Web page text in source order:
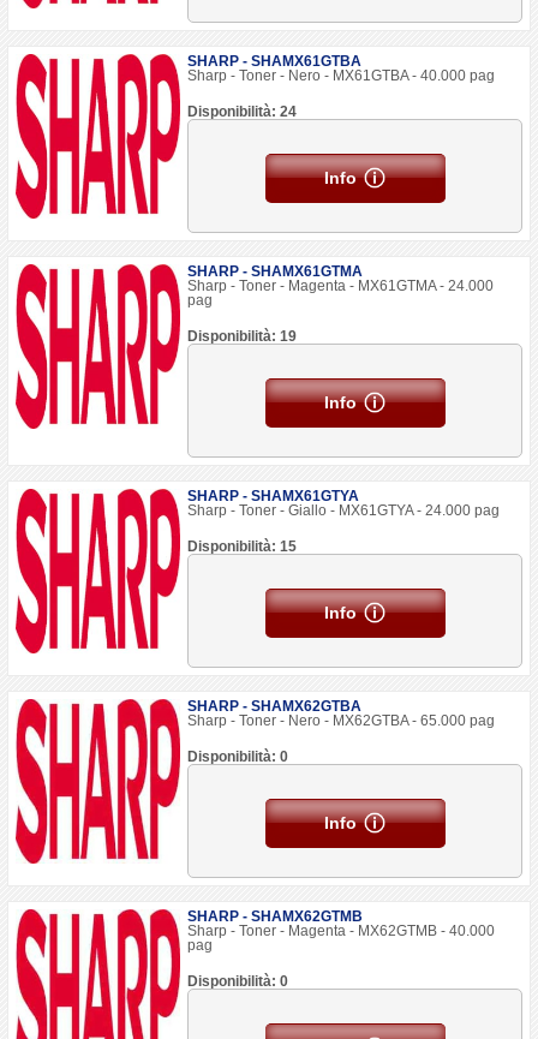
SHARP - SHAMX61GTBA
Sharp - Toner - Nero - MX61GTBA - 40.000 pag
Disponibilità: 24
Info
SHARP - SHAMX61GTMA
Sharp - Toner - Magenta - MX61GTMA - 24.000
pag
Disponibilità: 19
Info
SHARP - SHAMX61GTYA
Sharp - Toner - Giallo - MX61GTYA - 24.000 pag
Disponibilità: 15
Info
SHARP - SHAMX62GTBA
Sharp - Toner - Nero - MX62GTBA - 65.000 pag
Disponibilità: 0
Info
SHARP - SHAMX62GTMB
Sharp - Toner - Magenta - MX62GTMB - 40.000
pag
Disponibilità: 0